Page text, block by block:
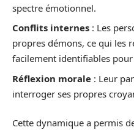
spectre émotionnel.
Conflits internes : Les
propres démons, ce qui les
facilement identifiables
Réflexion morale : Leur
interroger ses propres
Cette dynamique a permis